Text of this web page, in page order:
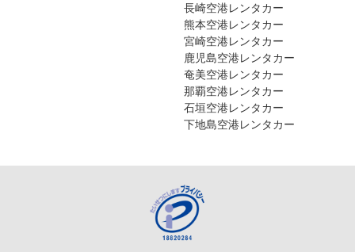
長崎空港レンタカー
熊本空港レンタカー
宮崎空港レンタカー
鹿児島空港レンタカー
奄美空港レンタカー
那覇空港レンタカー
石垣空港レンタカー
下地島空港レンタカー